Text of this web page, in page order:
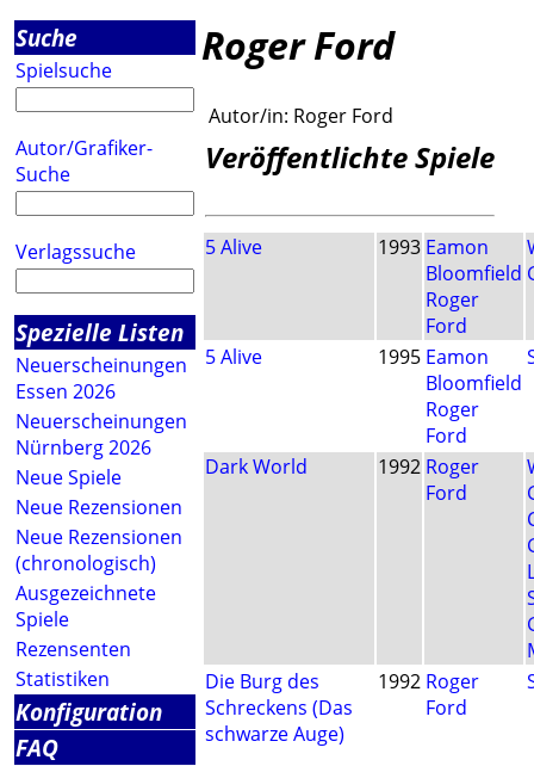
Suche
Spielsuche
Autor/Grafiker-
Suche
Verlagssuche
Spezielle Listen
Neuerscheinungen
Essen 2026
Neuerscheinungen
Nürnberg 2026
Neue Spiele
Neue Rezensionen
Neue Rezensionen
(chronologisch)
Ausgezeichnete
Spiele
Rezensenten
Statistiken
Konfiguration
FAQ
Roger Ford
Autor/in: Roger Ford
Veröffentlichte Spiele
5 Alive 1993 Eamon
Bloomfield
Roger
Ford
5 Alive 1995 Eamon
Bloomfield
Roger
Ford
Dark World 1992 Roger
Ford
Die Burg des
Schreckens (Das
schwarze Auge)
1992 Roger
Ford